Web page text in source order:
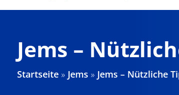
Jems –
Startseite » Jems » Jems – Nützliche